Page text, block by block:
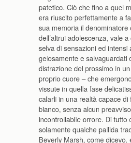
patetico. Ciò che fino a quel
era riuscito perfettamente a
sua memoria il
dell’altrui adolescenza, vale
selva di sensazioni ed
gelosamente e salvaguardati
distrazione del prossimo in
proprio cuore – che
vissute in quella fase
calarli in una realtà capace di
bianco, senza alcun
incontrollabile orrore. Di tutto
solamente qualche pallida
Beverly Marsh, come